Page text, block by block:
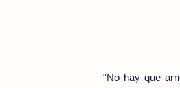
“No hay que